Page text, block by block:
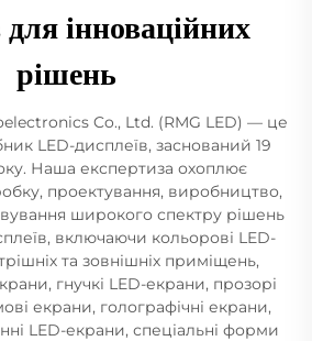
для інноваційних
рішень
Co., Ltd. (RMG LED) — це
LED-дисплеїв, заснований 19
Наша експертиза охоплює
проектування, виробництво,
широкого спектру рішень
включаючи кольорові LED-
та зовнішніх приміщень,
гнучкі LED-екрани, прозорі
екрани, голографічні екрани,
LED-екрани, спеціальні форми